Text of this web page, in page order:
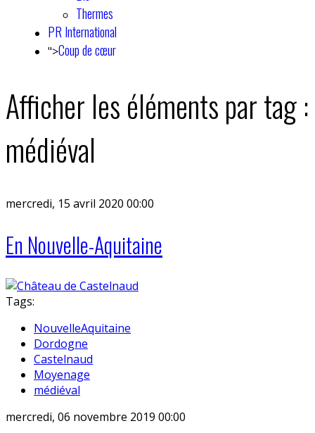
Thermes
PR International
">Coup de cœur
Afficher les éléments par tag :
médiéval
mercredi, 15 avril 2020 00:00
En Nouvelle-Aquitaine
Tags:
NouvelleAquitaine
Dordogne
Castelnaud
Moyenage
médiéval
mercredi, 06 novembre 2019 00:00